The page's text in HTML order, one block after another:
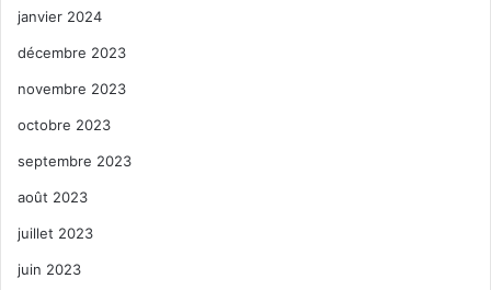
janvier 2024
décembre 2023
novembre 2023
octobre 2023
septembre 2023
août 2023
juillet 2023
juin 2023